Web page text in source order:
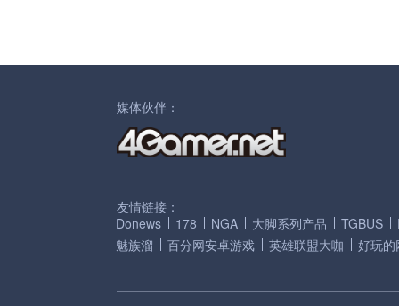
媒体伙伴：
友情链接：
Donews
178 NGA 大脚系列产品 TGBUS
魅族溜
百分网安卓游戏 英雄联盟大咖 好玩的